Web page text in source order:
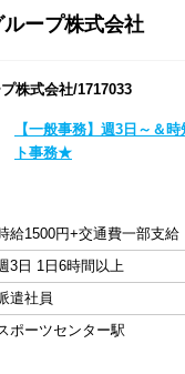
ープ株式会社
株式会社/1717033
【一般事務】週3日～＆
ト事務★
給1500円+交通費一部支給
3日 1日6時間以上
遣社員
ポーツセンター駅